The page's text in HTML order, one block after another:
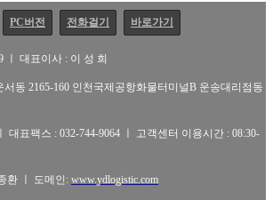
PC버전 전화걸기 바로가기
ㅣ 대표이사 : 이 성 희
동 2165-160 인천국제공항화물터미널B 운송대리점동
대표팩스 : 032-744-9064 ㅣ 고객센터 이용시간 : 08:30-
환 ㅣ 도메인: www.ydlogistic.com